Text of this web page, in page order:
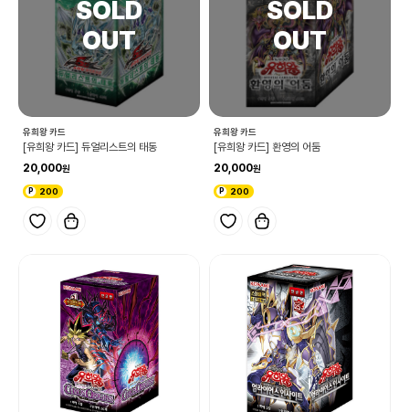
유희왕 카드
[유희왕 카드] 듀얼리스트의 태동
20,000
200
유희왕 카드
[유희왕 카드] 환영의 어둠
20,000
200